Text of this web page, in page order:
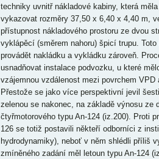
techniky uvnitř nákladové kabiny, která
vykazovat rozměry 37,50 x 6,40 x 4,40 m,
přístupnost nákladového prostoru ze dvou
vyklápěcí (směrem nahoru) špicí trupu.
provádět nakládku a vykládku zároveň.
usnadňovat instalace podvozku, u které
vzájemnou vzdálenost mezi povrchem VPD
Přestože se jako více perspektivní jevil
zelenou se nakonec, na základě výnosu ze
čtyřmotorového typu An-124 (iz.200). Proti
126 se totiž postavili někteří odborníci z
hydrodynamiky), neboť v něm shlédli příliš
zmíněného zadání měl letoun typu An-124